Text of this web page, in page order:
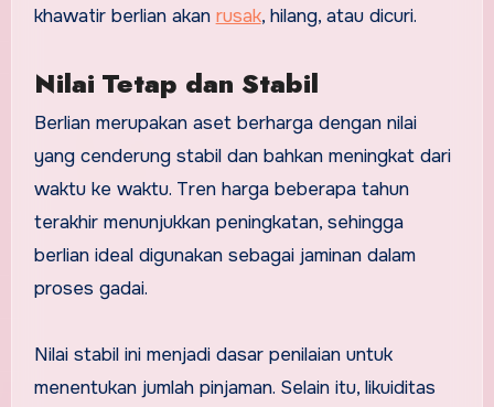
khawatir berlian akan rusak, hilang, atau dicuri.
Nilai Tetap dan Stabil
Berlian merupakan aset berharga dengan nilai
yang cenderung stabil dan bahkan meningkat dari
waktu ke waktu. Tren harga beberapa tahun
terakhir menunjukkan peningkatan, sehingga
berlian ideal digunakan sebagai jaminan dalam
proses gadai.
Nilai stabil ini menjadi dasar penilaian untuk
menentukan jumlah pinjaman. Selain itu, likuiditas